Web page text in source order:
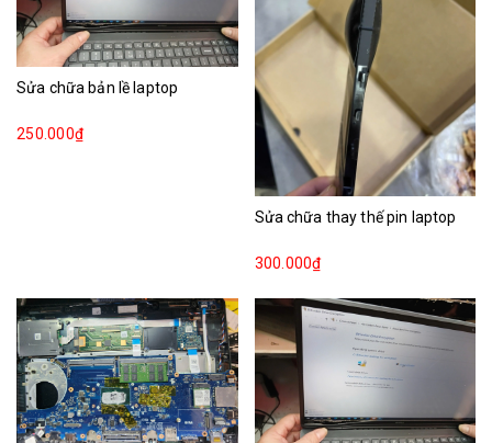
Sửa chữa bản lề laptop
250.000₫
Sửa chữa thay thế pin laptop
300.000₫